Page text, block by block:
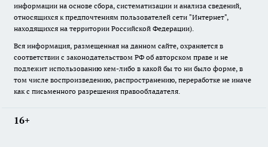
информации на основе сбора, систематизации и анализа сведений,
относящихся к предпочтениям пользователей сети "Интернет",
находящихся на территории Российской Федерации).
Вся информация, размещенная на данном сайте, охраняется в
соответствии с законодательством РФ об авторском праве и не
подлежит использованию кем-либо в какой бы то ни было форме, в
том числе воспроизведению, распространению, переработке не иначе
как с письменного разрешения правообладателя.
16+